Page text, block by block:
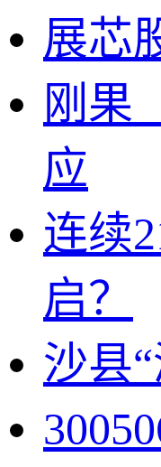
展芯
刚果
应
连续
启？
沙县